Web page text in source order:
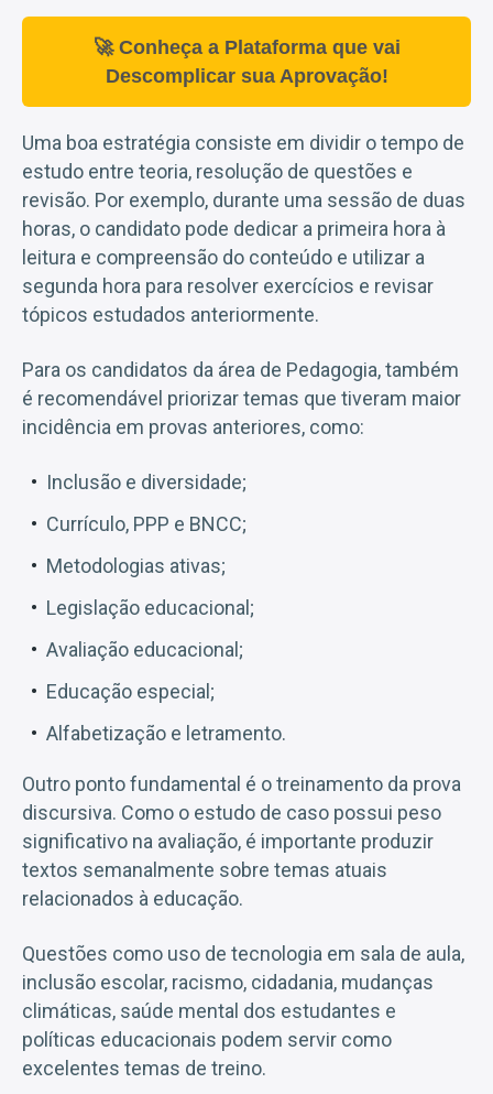
🚀 Conheça a Plataforma que vai
Descomplicar sua Aprovação!
Uma boa estratégia consiste em dividir o tempo de
estudo entre teoria, resolução de questões e
revisão. Por exemplo, durante uma sessão de duas
horas, o candidato pode dedicar a primeira hora à
leitura e compreensão do conteúdo e utilizar a
segunda hora para resolver exercícios e revisar
tópicos estudados anteriormente.
Para os candidatos da área de Pedagogia, também
é recomendável priorizar temas que tiveram maior
incidência em provas anteriores, como:
Inclusão e diversidade;
Currículo, PPP e BNCC;
Metodologias ativas;
Legislação educacional;
Avaliação educacional;
Educação especial;
Alfabetização e letramento.
Outro ponto fundamental é o treinamento da prova
discursiva. Como o estudo de caso possui peso
significativo na avaliação, é importante produzir
textos semanalmente sobre temas atuais
relacionados à educação.
Questões como uso de tecnologia em sala de aula,
inclusão escolar, racismo, cidadania, mudanças
climáticas, saúde mental dos estudantes e
políticas educacionais podem servir como
excelentes temas de treino.